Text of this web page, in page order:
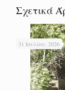
Σχετικά
31 Ιουλίου, 2026